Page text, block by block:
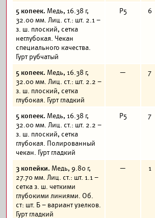
5 копеек. Медь, 16.38 г,
32.00 мм. Лиц. ст.: шт. 2.1 –
з. ш. плоский, сетка
неглубокая. Чекан
специального качества.
Гурт рубчатый
Р5 6
5 копеек. Медь, 16.38 г,
32.00 мм. Лиц. ст.: шт. 2.2 –
з. ш. плоский, сетка
глубокая. Гурт гладкий
— 7
5 копеек. Медь, 16.38 г,
32.00 мм. Лиц. ст.: шт. 2.2 –
з. ш. плоский, сетка
глубокая. Полированный
чекан. Гурт гладкий
Р5 7
3 копейки. Медь, 9.80 г,
27.70 мм. Лиц. ст.: шт. 1.1 –
сетка з. ш. четкими
глубокими линиями. Об.
ст: шт. Б – вариант узелков.
Гурт гладкий
— 1